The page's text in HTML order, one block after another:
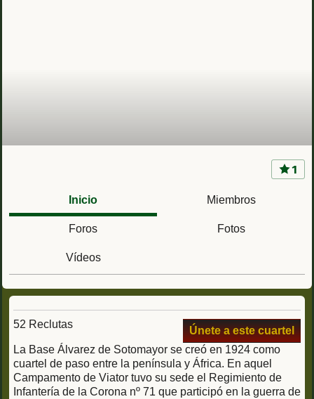
CIR 6 Centro de instrucción de Reclutas nº 6
(Almería) Camp. Viator actual Base Álvarez de
1
Inicio Miembros
Foros Fotos
Vídeos
52 Reclutas
Únete a este cuartel
La Base Álvarez de Sotomayor se creó en 1924 como
cuartel de paso entre la península y África. En aquel
Campamento de Viator tuvo su sede el Regimiento de
Infantería de la Corona nº 71 que participó en la guerra de